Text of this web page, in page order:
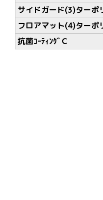
サイドガード(3)ターポ
フロアマット(4)ターポ
抗菌ｺｰﾃｨﾝｸﾞＣ